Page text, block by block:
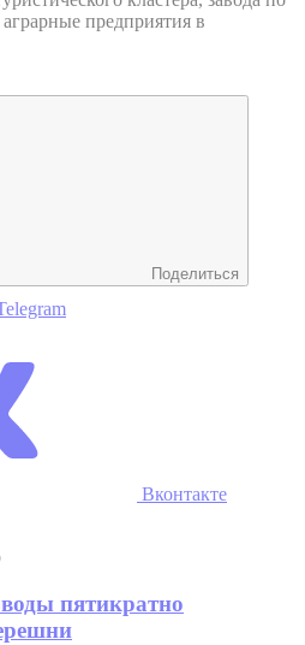
предприятия в
Поделиться
Вконтакте
пятикратно